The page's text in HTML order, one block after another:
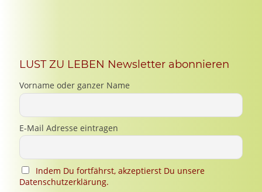
LUST ZU LEBEN Newsletter abonnieren
Vorname oder ganzer Name
E-Mail Adresse eintragen
Indem Du fortfährst, akzeptierst Du unsere
Datenschutzerklärung.